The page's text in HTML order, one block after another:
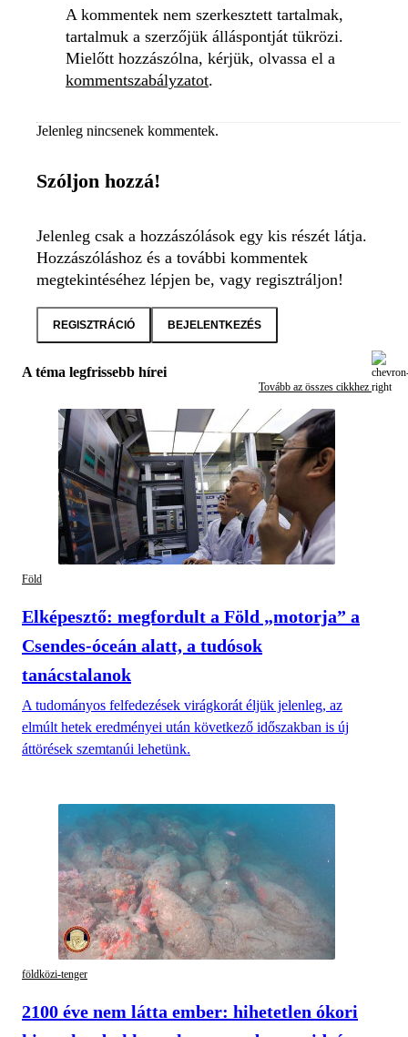
A kommentek nem szerkesztett tartalmak,
tartalmuk a szerzőjük álláspontját tükrözi.
Mielőtt hozzászólna, kérjük, olvassa el a
kommentszabályzatot.
Jelenleg nincsenek kommentek.
Szóljon hozzá!
Jelenleg csak a hozzászólások egy kis részét látja.
Hozzászóláshoz és a további kommentek
megtekintéséhez lépjen be, vagy regisztráljon!
REGISZTRÁCIÓ BEJELENTKEZÉS
A téma legfrissebb hírei
Tovább az összes cikkhez
Föld
Elképesztő: megfordult a Föld „motorja” a
Csendes-óceán alatt, a tudósok
tanácstalanok
A tudományos felfedezések virágkorát éljük jelenleg, az
elmúlt hetek eredményei után következő időszakban is új
áttörések szemtanúi lehetünk.
földközi-tenger
2100 éve nem látta ember: hihetetlen ókori